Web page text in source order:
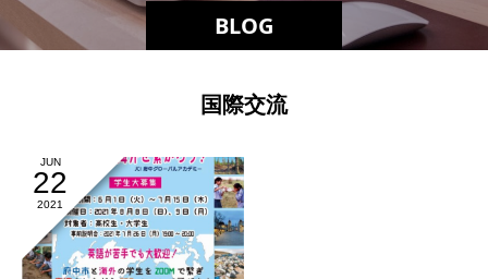
BLOG
国際交流
JUN
22
2021